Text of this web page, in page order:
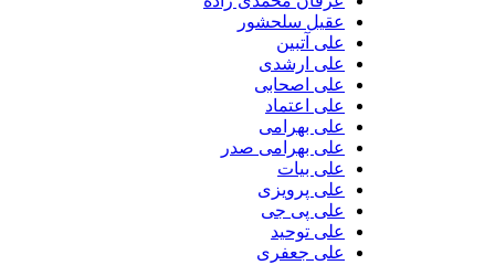
عقیل سلحشور
علی آتبین
علی ارشدی
علی اصحابی
علی اعتماد
علی بهرامی
علی بهرامی صدر
علی بیات
علی پرویزی
علی پی جی
علی توحید
علی جعفری